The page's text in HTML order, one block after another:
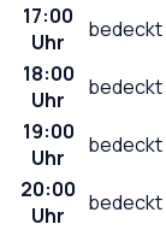
17:00
Uhr
bedeckt
18:00
Uhr
bedeckt
19:00
Uhr
bedeckt
20:00
Uhr
bedeckt